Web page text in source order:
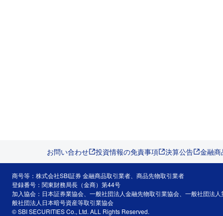
お問い合わせ 投資情報の免責事項 決算公告 金融
商号等：株式会社SBI証券 金融商品取引業者、商品先物取引業者
登録番号：関東財務局長（金商）第44号
加入協会：日本証券業協会、一般社団法人金融先物取引業協会、一般社団法
般社団法人日本暗号資産等取引業協会
© SBI SECURITIES Co., Ltd. ALL Rights Reserved.